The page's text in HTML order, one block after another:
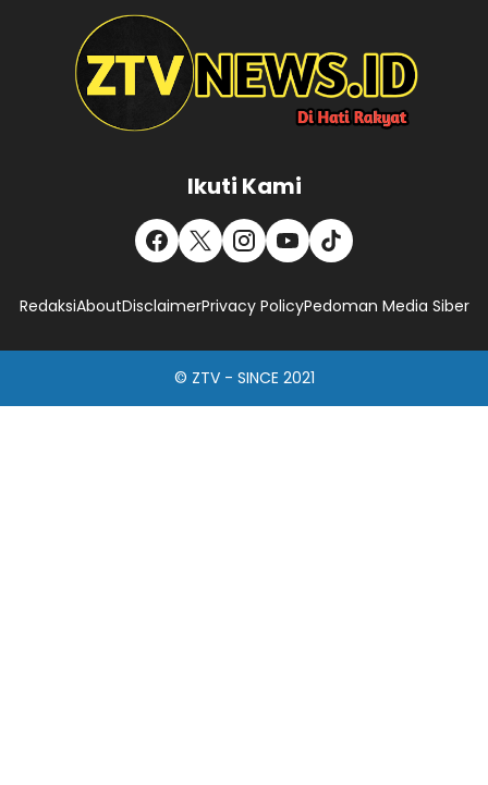
Ikuti Kami
RedaksiAboutDisclaimerPrivacy PolicyPedoman Media Siber
© ZTV - SINCE 2021